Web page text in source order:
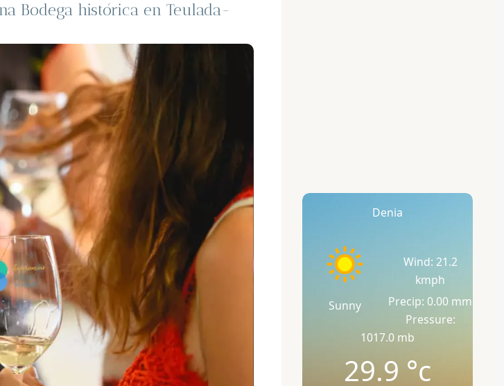
Bodega histórica en Teulada-
Denia
Sunny
Wind: 21.2
kmph
Precip: 0.00 mm
Pressure:
1017.0 mb
29.9 °c